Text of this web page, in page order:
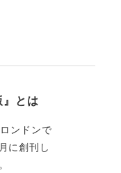
』とは
ンドンで
に創刊し